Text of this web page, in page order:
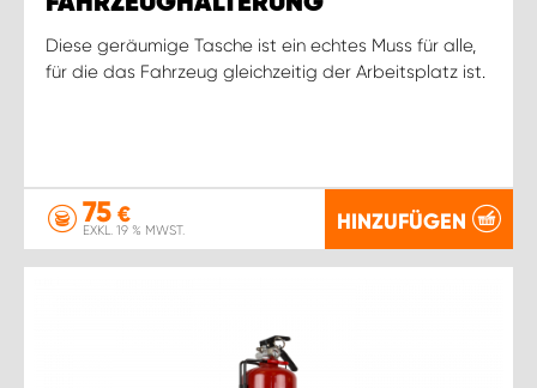
Diese geräumige Tasche ist ein echtes Muss für alle,
für die das Fahrzeug gleichzeitig der Arbeitsplatz ist.
75 €
EXKL. 19 % MWST. HINZUFÜGEN